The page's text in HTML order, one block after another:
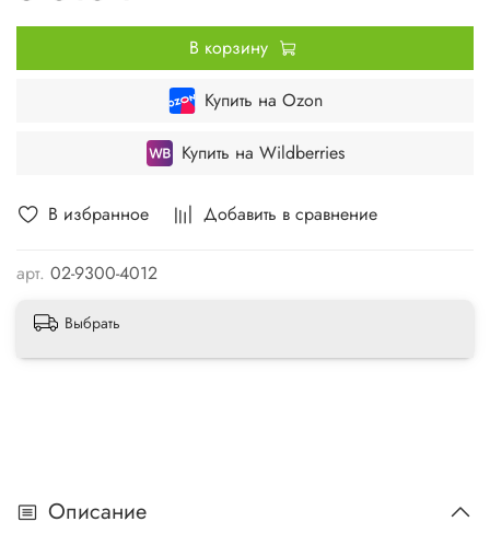
В избранное Добавить в сравнение
арт. 02-9300-4012
В корзину
Купить на Ozon
Купить на Wildberries
Выбрать
Описание